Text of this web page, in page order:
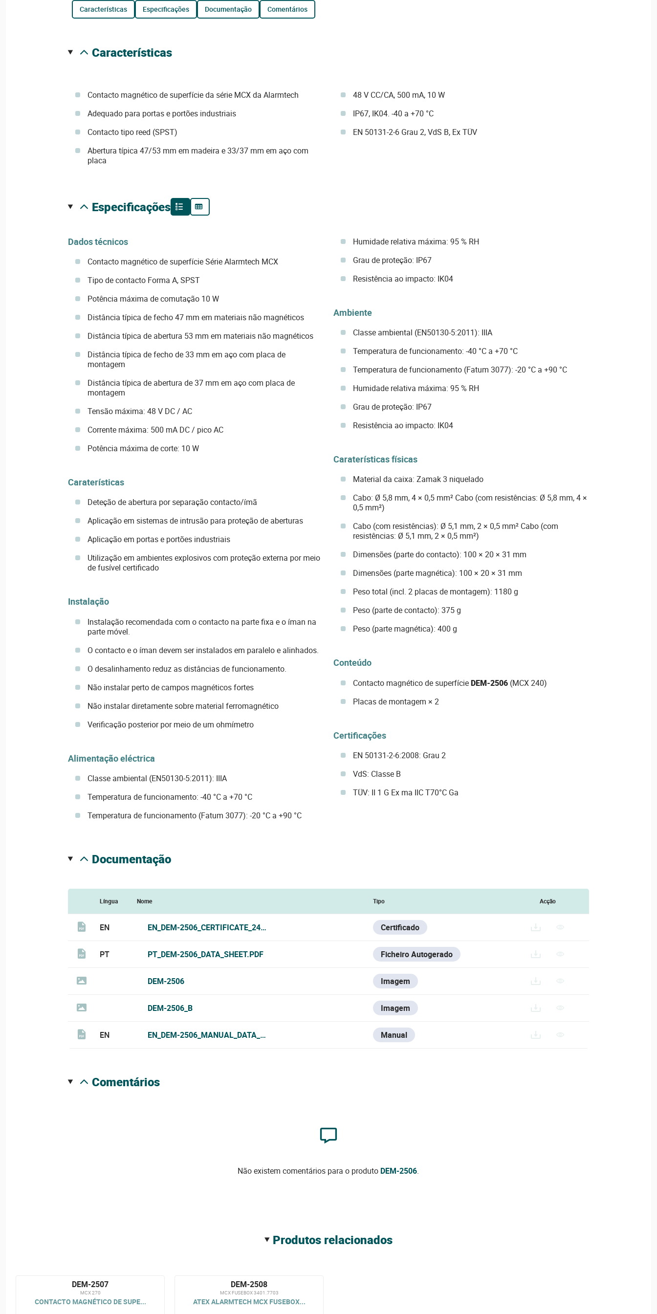
características especificações documentação comentários
características
Contacto magnético de superfície da série MCX da Alarmtech
Adequado para portas e portões industriais
Contacto tipo reed (SPST)
Abertura típica 47/53 mm em madeira e 33/37 mm em aço com
placa
48 V CC/CA, 500 mA, 10 W
IP67, IK04. -40 a +70 °C
EN 50131-2-6 Grau 2, VdS B, Ex TÜV
especificações
Dados técnicos
Contacto magnético de superfície Série Alarmtech MCX
Tipo de contacto Forma A, SPST
Potência máxima de comutação 10 W
Distância típica de fecho 47 mm em materiais não magnéticos
Distância típica de abertura 53 mm em materiais não magnéticos
Distância típica de fecho de 33 mm em aço com placa de
montagem
Distância típica de abertura de 37 mm em aço com placa de
montagem
Tensão máxima: 48 V DC / AC
Corrente máxima: 500 mA DC / pico AC
Potência máxima de corte: 10 W
Caraterísticas
Deteção de abertura por separação contacto/ímã
Aplicação em sistemas de intrusão para proteção de aberturas
Aplicação em portas e portões industriais
Utilização em ambientes explosivos com proteção externa por meio
de fusível certificado
Instalação
Instalação recomendada com o contacto na parte fixa e o íman na
parte móvel.
O contacto e o íman devem ser instalados em paralelo e alinhados.
O desalinhamento reduz as distâncias de funcionamento.
Não instalar perto de campos magnéticos fortes
Não instalar diretamente sobre material ferromagnético
Verificação posterior por meio de um ohmímetro
Alimentação eléctrica
Classe ambiental (EN50130-5:2011): IIIA
Temperatura de funcionamento: -40 °C a +70 °C
Temperatura de funcionamento (Fatum 3077): -20 °C a +90 °C
Humidade relativa máxima: 95 % RH
Grau de proteção: IP67
Resistência ao impacto: IK04
Ambiente
Classe ambiental (EN50130-5:2011): IIIA
Temperatura de funcionamento: -40 °C a +70 °C
Temperatura de funcionamento (Fatum 3077): -20 °C a +90 °C
Humidade relativa máxima: 95 % RH
Grau de proteção: IP67
Resistência ao impacto: IK04
Caraterísticas físicas
Material da caixa: Zamak 3 niquelado
Cabo: Ø 5,8 mm, 4 × 0,5 mm² Cabo (com resistências: Ø 5,8 mm, 4 ×
0,5 mm²)
Cabo (com resistências): Ø 5,1 mm, 2 × 0,5 mm² Cabo (com
resistências: Ø 5,1 mm, 2 × 0,5 mm²)
Dimensões (parte do contacto): 100 × 20 × 31 mm
Dimensões (parte magnética): 100 × 20 × 31 mm
Peso total (incl. 2 placas de montagem): 1180 g
Peso (parte de contacto): 375 g
Peso (parte magnética): 400 g
Conteúdo
Contacto magnético de superfícieDEM-2506(MCX 240)
Placas de montagem × 2
Certificações
EN 50131-2-6:2008: Grau 2
VdS: Classe B
TÜV: II 1 G Ex ma IIC T70°C Ga
documentação
Língua Nome Tipo Acção
EN EN_DEM-2506_CERTIFICATE_240225.PDF Certificado
PT PT_DEM-2506_DATA_SHEET.PDF Ficheiro Autogerado
DEM-2506 Imagem
DEM-2506_B Imagem
EN EN_DEM-2506_MANUAL_DATA_SHEET.PDF Manual
comentários
Não existem comentários para o produto DEM-2506.
produtos relacionados
DEM-2507
MCX 270
CONTACTO MAGNÉTICO DE SUPE...
DEM-2508
MCX FUSEBOX 3401.7703
ATEX ALARMTECH MCX FUSEBOX...